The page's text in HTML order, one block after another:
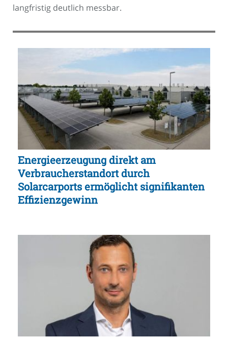
langfristig deutlich messbar.
Energieerzeugung direkt am
Verbraucherstandort durch
Solarcarports ermöglicht signifikanten
Effizienzgewinn